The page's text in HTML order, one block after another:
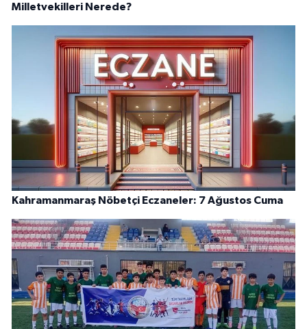
Milletvekilleri Nerede?
Kahramanmaraş Nöbetçi Eczaneler: 7 Ağustos Cuma